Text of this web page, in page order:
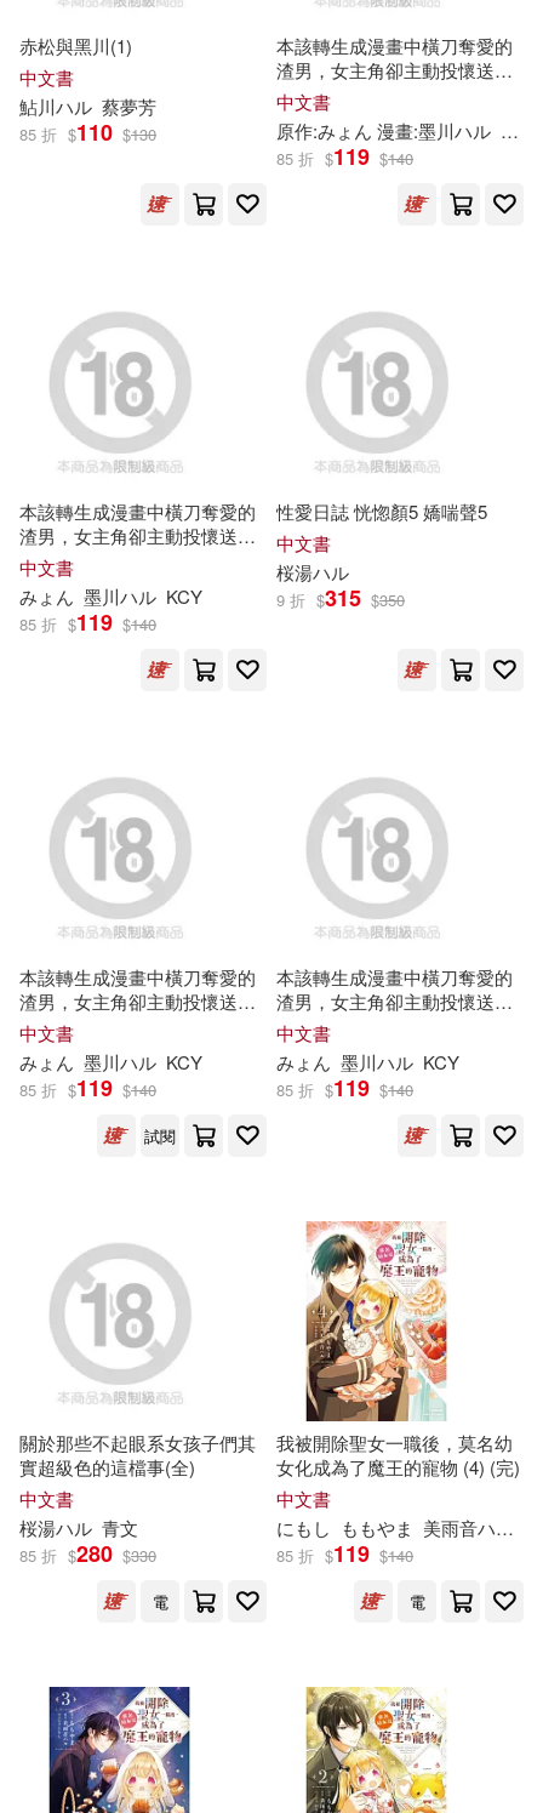
大見武士(4) 小島隆雄(4)
弓乃りむ(4) 早見依桜(4)
松本いさ(4)
森利道(4)
櫻井マキ(4)
河合朗(4)
空路恵(4) 美ノ嶋めぐり(4)
藤原友佳(4) 藤本ハルキ(4)
赤尾でこ(4) 逢沢みゆ(4)
C-Paradise nude(3)
Chinozo(3) DolceVita(3)
GOLD出版(3) I-IV(3)
KWKM(3)
Kids Trivia俱樂部(3)
いちむらまさき(3)
きゃっち(3) きょくちょ(3)
げげら俊和(3)
そら豆さん(3)
たぢまよしかづ(3) ねいび(3)
アマタニハルカ(3)
アルデヒド(3)
Up Fields(2)
ふゅーじょんぷろだくと(2)
インテルフィン(2)
ケイ・エム・ピー(2)
サンクチュアリ出版(2)
ソル・インターナショナル(2)
タピオカ(2)
ハセ･プロ(2)
ハピネット・メディアマーケティ
ング = PARENT CODE(MUSIC)=, j
p_music, BANMP(2)
ポニーキャニオン(2)
マッグガーデン(2)
ランティス(2)
ワニブックス(2)
ワニマガジン社(2) 世茂(2)
北星(2) 商業周刊(2)
大是文化(2) 奇光出版(2)
好有感覺音樂(2)
学研プラス(2) 孫春璃(2)
岩崎書店(2) 德間書店(2)
赤松與黑川(1)
中文書
鮎川ハル 蔡夢芳
85 折 $110 $130
本該轉生成漫畫中橫刀奪愛的
渣男，女主角卻主動投懷送抱
(4)
中文書
原作:みょん 漫畫:墨川ハル KCY
85 折 $119 $140
本該轉生成漫畫中橫刀奪愛的
渣男，女主角卻主動投懷送抱
(3)
中文書
みょん 墨川ハル KCY
85 折 $119 $140
性愛日誌 恍惚顏5 嬌喘聲5
中文書
桜湯ハル
9 折 $315 $350
本該轉生成漫畫中橫刀奪愛的
渣男，女主角卻主動投懷送抱
(1)
中文書
みょん 墨川ハル KCY
85 折 $119 $140
試閱
本該轉生成漫畫中橫刀奪愛的
渣男，女主角卻主動投懷送抱
(2)
中文書
みょん 墨川ハル KCY
85 折 $119 $140
關於那些不起眼系女孩子們其
實超級色的這檔事(全)
中文書
桜湯ハル 青文
85 折 $280 $330
電
我被開除聖女一職後，莫名幼
女化成為了魔王的寵物 (4) (完)
中文書
にもし
ももやま 美雨音ハル
85 折 $119 $140
電